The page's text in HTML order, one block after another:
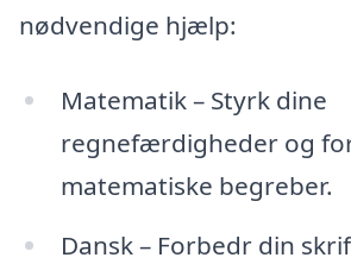
nødvendige hjælp:
Matematik – Styrk dine
regnefærdigheder og
matematiske begreber.
Dansk – Forbedr din